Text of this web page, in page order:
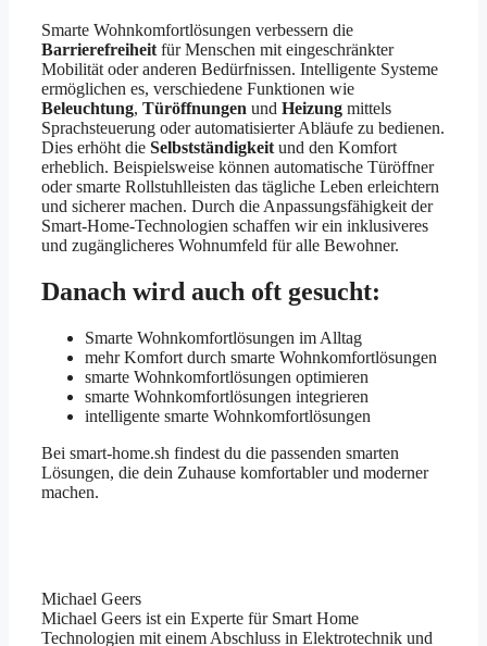
Smarte Wohnkomfortlösungen verbessern die
Barrierefreiheitfür Menschen mit eingeschränkter
Mobilität oder anderen Bedürfnissen. Intelligente Systeme
ermöglichen es, verschiedene Funktionen wie
Beleuchtung, Türöffnungen und Heizung mittels
Sprachsteuerung oder automatisierter Abläufe zu bedienen.
Dies erhöht die Selbstständigkeitund den Komfort
erheblich. Beispielsweise können automatische Türöffner
oder smarte Rollstuhlleisten das tägliche Leben erleichtern
und sicherer machen. Durch die Anpassungsfähigkeit der
Smart-Home-Technologien schaffen wir ein inklusiveres
und zugänglicheres Wohnumfeld für alle Bewohner.
Danach wird auch oft gesucht:
Smarte Wohnkomfortlösungen im Alltag
mehr Komfort durch smarte Wohnkomfortlösungen
smarte Wohnkomfortlösungen optimieren
smarte Wohnkomfortlösungen integrieren
intelligente smarte Wohnkomfortlösungen
Bei smart-home.sh findest du die passenden smarten
Lösungen, die dein Zuhause komfortabler und moderner
machen.
Michael Geers
Michael Geers ist ein Experte für Smart Home
Technologien mit einem Abschluss in Elektrotechnik und